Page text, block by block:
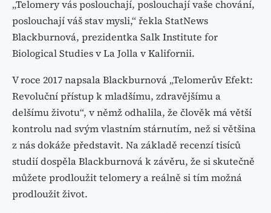
„Telomery vás poslouchají, poslouchají vaše chování,
poslouchají váš stav mysli,“ řekla StatNews
Blackburnová, prezidentka Salk Institute for
Biological Studies v La Jolla v Kalifornii.
V roce 2017 napsala Blackburnová „Telomerův Efekt:
Revoluční přístup k mladšímu, zdravějšímu a
delšímu životu“, v němž odhalila, že člověk má větší
kontrolu nad svým vlastním stárnutím, než si většina
z nás dokáže představit. Na základě recenzí tisíců
studií dospěla Blackburnová k závěru, že si skutečně
můžete prodloužit telomery a reálně si tím možná
prodloužit život.